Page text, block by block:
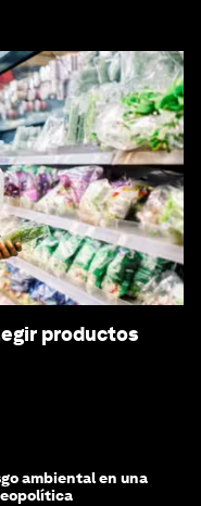
productos
ambiental en una